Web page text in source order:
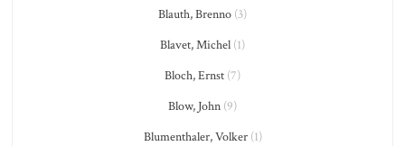
Blauth, Brenno (3)
Blavet, Michel (1)
Bloch, Ernst (7)
Blow, John (9)
Blumenthaler, Volker(1)